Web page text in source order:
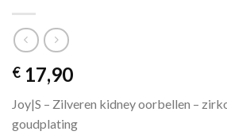
€ 17,90
Joy|S – Zilveren kidney oorbellen –
goudplating